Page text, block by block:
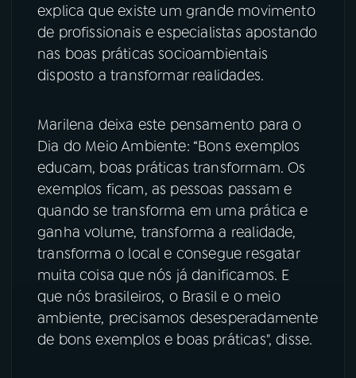
TikTok
explica que existe um grande movimento
de profissionais e especialistas apostando
nas boas práticas socioambientais
disposto a transformar realidades.
Marilena deixa este pensamento para o
Dia do Meio Ambiente: “Bons exemplos
educam, boas práticas transformam. Os
exemplos ficam, as pessoas passam e
quando se transforma em uma prática e
ganha volume, transforma a realidade,
transforma o local e consegue resgatar
muita coisa que nós já danificamos. E
que nós brasileiros, o Brasil e o meio
ambiente, precisamos desesperadamente
de bons exemplos e boas práticas", disse.